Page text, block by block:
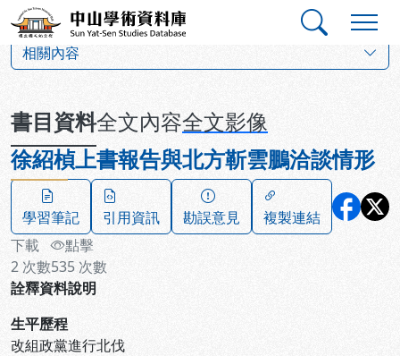
跳到主要內容
中山學術資料庫
相關內容
書目資料全文內容全文影像
徐紹楨上書報告與北方靳雲鵬洽談情形
學習筆記 引用資訊 勘誤意見
複製連結
下載
2 次數
點擊
535 次數
詮釋資料說明
生平歷程
改組政黨進行北伐